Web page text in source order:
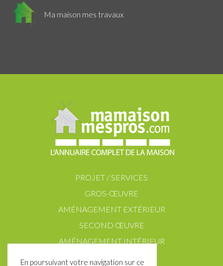
Ma maison mes travaux
PROJET / SERVICES
GROS-ŒUVRE
AMÉNAGEMENT EXTÉRIEUR
SECOND ŒUVRE
AMÉNAGEMENT INTÉRIEUR
En poursuivant votre navigation sur ce